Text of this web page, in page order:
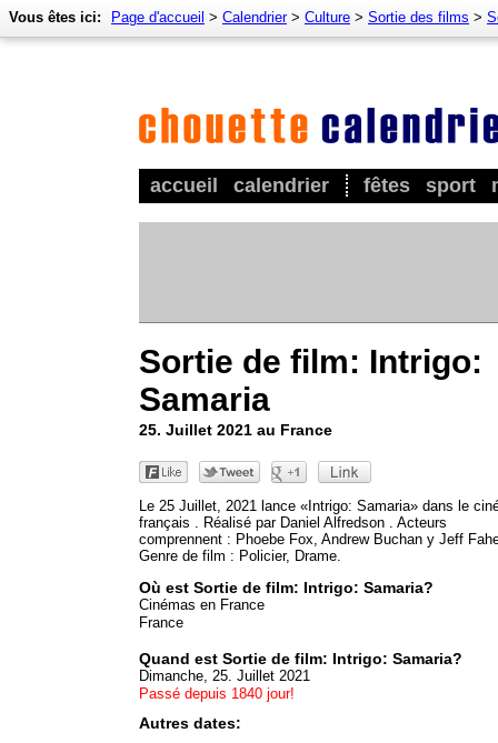
accueil calendrier fêtes sport
Vous êtes ici: Page d'accueil > Calendrier> Culture > Sortie des films >
Sortie de film: Intrigo:
Samaria
25. Juillet 2021 au France
Le 25 Juillet, 2021 lance «Intrigo: Samaria» dans le
français . Réalisé par Daniel Alfredson . Acteurs
comprennent : Phoebe Fox, Andrew Buchan y Jeff
Genre de film : Policier, Drame.
Où est Sortie de film: Intrigo: Samaria?
Cinémas en France
France
Quand est Sortie de film: Intrigo: Samaria?
Dimanche, 25. Juillet 2021
Passé depuis 1840 jour!
Autres dates: